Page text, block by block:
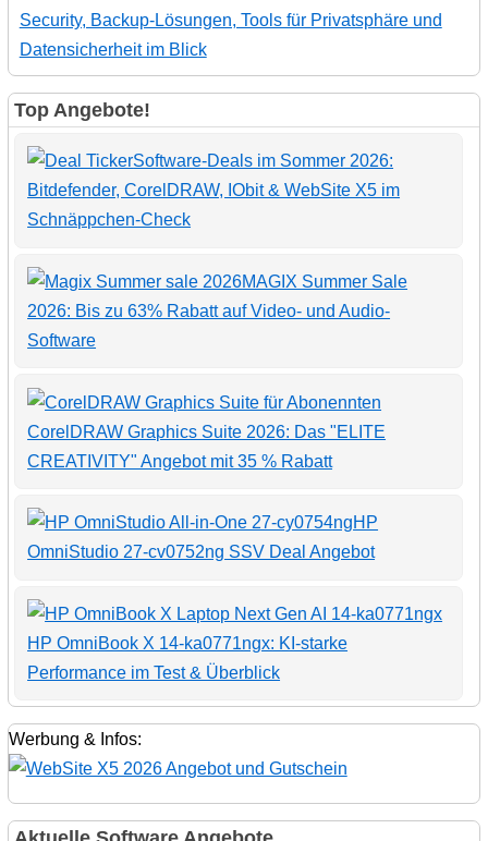
Security, Backup-Lösungen, Tools für Privatsphäre und
Datensicherheit im Blick
Top Angebote!
Software-Deals im Sommer 2026:
Bitdefender, CorelDRAW, IObit & WebSite X5 im
Schnäppchen-Check
MAGIX Summer Sale
2026: Bis zu 63% Rabatt auf Video- und Audio-
Software
CorelDRAW Graphics Suite 2026: Das "ELITE
CREATIVITY" Angebot mit 35 % Rabatt
HP
OmniStudio 27-cv0752ng SSV Deal Angebot
HP OmniBook X 14-ka0771ngx: KI-starke
Performance im Test & Überblick
Werbung & Infos: